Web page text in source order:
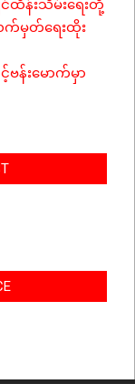
ထိန်းသိမ်းရေးတို့
က်မှတ်ရေးထိုး
ဗန်းမောက်မှာ